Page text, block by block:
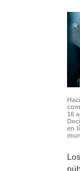
16
en